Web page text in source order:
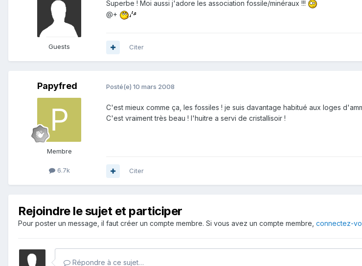
Guests
Superbe ! Moi aussi j'adore les association fossile/minéraux !!!
@+
Citer
Papyfred
Membre
6.7k
Posté(e) 10 mars 2008
C'est mieux comme ça, les fossiles ! je suis davantage habitué aux loges
C'est vraiment très beau ! l'huitre a servi de cristallisoir !
Citer
Rejoindre le sujet et participer
Pour poster un message, il faut créer un compte membre. Si vous avez un compte membre, connectez-
Répondre à ce sujet…